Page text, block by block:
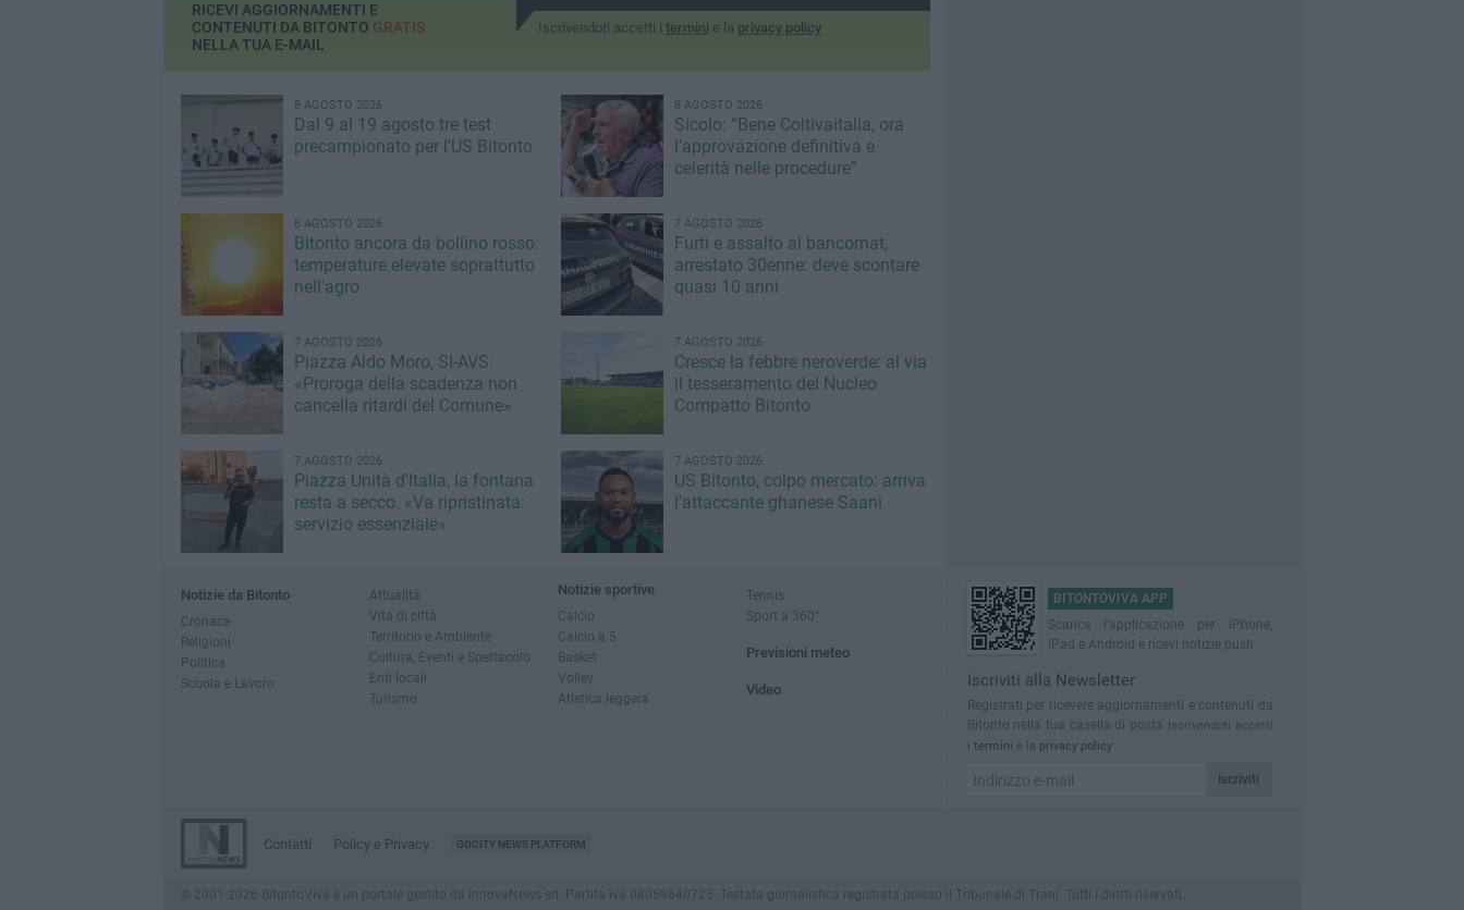
Iscrivendoti accetti i termini e la privacy policy
RICEVI AGGIORNAMENTI E
CONTENUTI DA BITONTO GRATIS
NELLA TUA E-MAIL
8 AGOSTO 2026
Dal 9 al 19 agosto tre test
precampionato per l'US Bitonto
8 AGOSTO 2026
Sicolo: “Bene Coltivaitalia, ora
l’approvazione definitiva e
celerità nelle procedure”
8 AGOSTO 2026
Bitonto ancora da bollino rosso:
temperature elevate soprattutto
nell'agro
7 AGOSTO 2026
Furti e assalto al bancomat,
arrestato 30enne: deve scontare
quasi 10 anni
7 AGOSTO 2026
Piazza Aldo Moro, SI-AVS:
«Proroga della scadenza non
cancella ritardi del Comune»
7 AGOSTO 2026
Cresce la febbre neroverde: al via
il tesseramento del Nucleo
Compatto Bitonto
7 AGOSTO 2026
Piazza Unità d'Italia, la fontana
resta a secco. «Va ripristinata:
servizio essenziale»
7 AGOSTO 2026
US Bitonto, colpo mercato: arriva
l'attaccante ghanese Saani
Notizie da Bitonto
Cronaca
Religioni
Politica
Scuola e Lavoro
Attualità
Vita di città
Territorio e Ambiente
Cultura, Eventi e Spettacolo
Enti locali
Turismo
Notizie sportive
Calcio
Calcio a 5
Basket
Volley
Atletica leggera
Tennis
Sport a 360°
Previsioni meteo
Video
BITONTOVIVA APP
Scarica l'applicazione per iPhone,
iPad e Android e ricevi notizie push
Iscriviti alla Newsletter
Registrati per ricevere aggiornamenti e contenuti da
Bitonto nella tua casella di posta Iscrivendoti accetti
i termini e la privacy policy
Iscriviti
Contatti Policy e Privacy GOCITY NEWS PLATFORM
© 2001-2026 BitontoViva è un portale gestito da InnovaNews srl. Partita iva 08059640725. Testata giornalistica registrata presso il Tribunale di Trani. Tutti i diritti riservati.